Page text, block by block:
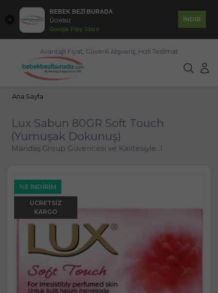
BEBEK BEZİ BURADA
Ücretsiz
Google Play Store
İNDİR
Avantajlı Fiyat, Güvenli Alışveriş, Hızlı Teslimat
Ana Sayfa
Lux Sabun 80GR Soft Touch
(Yumuşak Dokunuş)
Mandaş Group Güvencesi ve Kalitesiyle...!
%5 İNDIRIM
ÜCRETSIZ
KARGO